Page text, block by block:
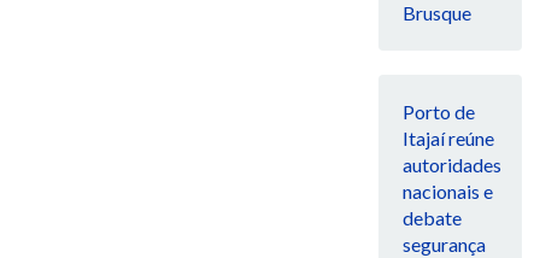
Brusque
Porto de
Itajaí reúne
autoridades
nacionais e
debate
segurança